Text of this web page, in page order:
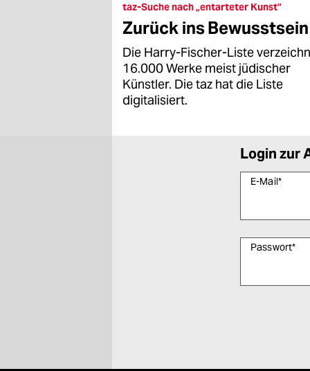
taz-Suche nach „entarteter Kunst”
Zurück ins Bewusstsein
Die Harry-Fischer-Liste
16.000 Werke meist jüdischer
Künstler. Die taz hat die Liste
digitalisiert.
Login zur
E-Mail*
Passwort*